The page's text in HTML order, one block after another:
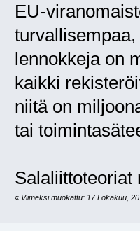
EU-
lennokkeja on
kaikki
niitä on
tai
« Viimeksi muokattu: 17 Lokakuu,